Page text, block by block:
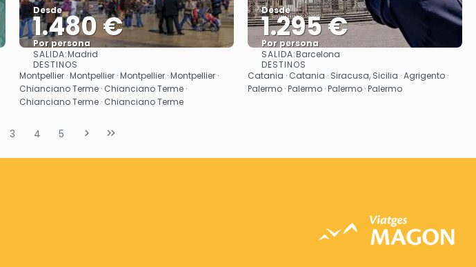
Desde
1.480 €
Por persona
SALIDA:Madrid
DESTINOS
Montpellier · Montpellier · Montpellier · Montpellier ·
Chianciano Terme · Chianciano Terme ·
Chianciano Terme · Chianciano Terme
Desde
1.295 €
Por persona
SALIDA:Barcelona
DESTINOS
Catania · Catania · Siracusa, Sicilia · Agrigento ·
Palermo · Palermo · Palermo · Palermo
3 4 5